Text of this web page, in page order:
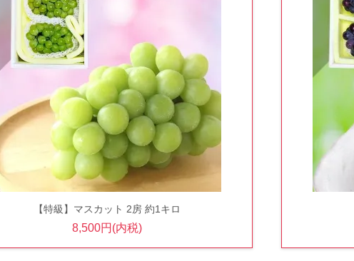
【特級】マスカット 2房 約1キロ
8,500円(内税)